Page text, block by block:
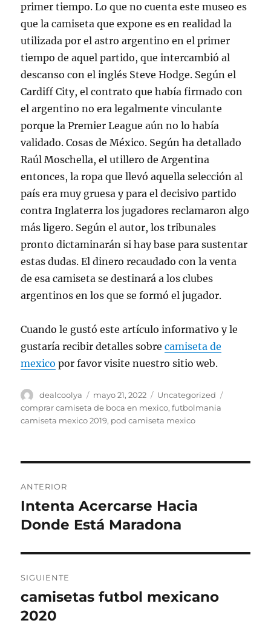
primer tiempo. Lo que no cuenta este museo es
que la camiseta que expone es en realidad la
utilizada por el astro argentino en el primer
tiempo de aquel partido, que intercambió al
descanso con el inglés Steve Hodge. Según el
Cardiff City, el contrato que había firmado con
el argentino no era legalmente vinculante
porque la Premier League aún no lo había
validado. Cosas de México. Según ha detallado
Raúl Moschella, el utillero de Argentina
entonces, la ropa que llevó aquella selección al
país era muy gruesa y para el decisivo partido
contra Inglaterra los jugadores reclamaron algo
más ligero. Según el autor, los tribunales
pronto dictaminarán si hay base para sustentar
estas dudas. El dinero recaudado con la venta
de esa camiseta se destinará a los clubes
argentinos en los que se formó el jugador.
Cuando le gustó este artículo informativo y le
gustaría recibir detalles sobrecamiseta de
mexico por favor visite nuestro sitio web.
Autor
dealcoolya
Publicado
el
mayo 21, 2022 Categorías
Uncategorized
comprar camiseta de boca en mexico,futbolmania
camiseta mexico 2019, pod camiseta mexico
de
entradas
ANTERIOR
Entrada
anterior:
Intenta Acercarse Hacia
Donde Está Maradona
SIGUIENTE
Entrada
siguiente:
camisetas futbol mexicano
2020